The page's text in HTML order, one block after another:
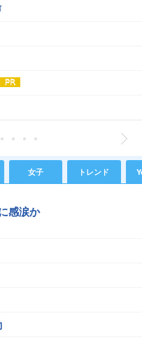
女子 トレンド
感涙か